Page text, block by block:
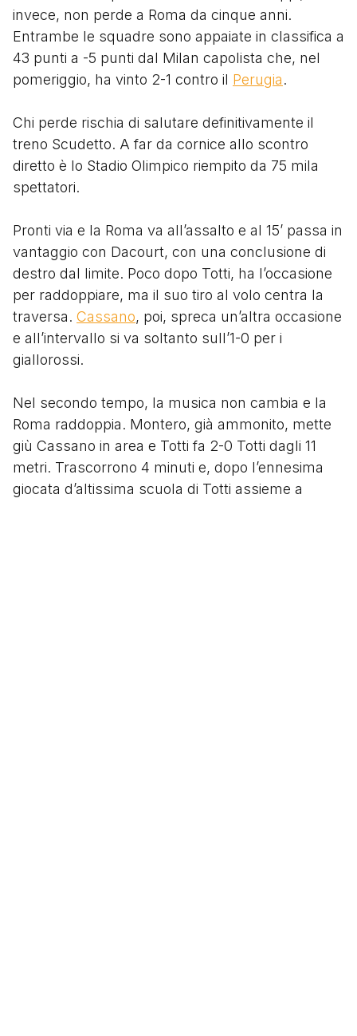
invece, non perde a Roma da cinque anni.
Entrambe le squadre sono appaiate in classifica a
43 punti a -5 punti dal Milan capolista che, nel
pomeriggio, ha vinto 2-1 contro il Perugia.
Chi perde rischia di salutare definitivamente il
treno Scudetto. A far da cornice allo scontro
diretto è lo Stadio Olimpico riempito da 75 mila
spettatori.
Pronti via e la Roma va all’assalto e al 15’ passa in
vantaggio con Dacourt, con una conclusione di
destro dal limite. Poco dopo Totti, ha l’occasione
per raddoppiare, ma il suo tiro al volo centra la
traversa. Cassano, poi, spreca un’altra occasione
e all’intervallo si va soltanto sull’1-0 per i
giallorossi.
Nel secondo tempo, la musica non cambia e la
Roma raddoppia. Montero, già ammonito, mette
giù Cassano in area e Totti fa 2-0 Totti dagli 11
metri. Trascorrono 4 minuti e, dopo l’ennesima
giocata d’altissima scuola di Totti assieme a